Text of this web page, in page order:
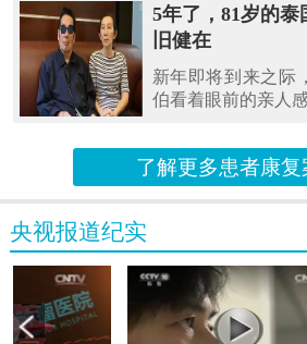
5年了，81岁的
旧健在
新年即将到来之际
伯看着眼前的亲人
了解更多患者康复
央视报道纪实